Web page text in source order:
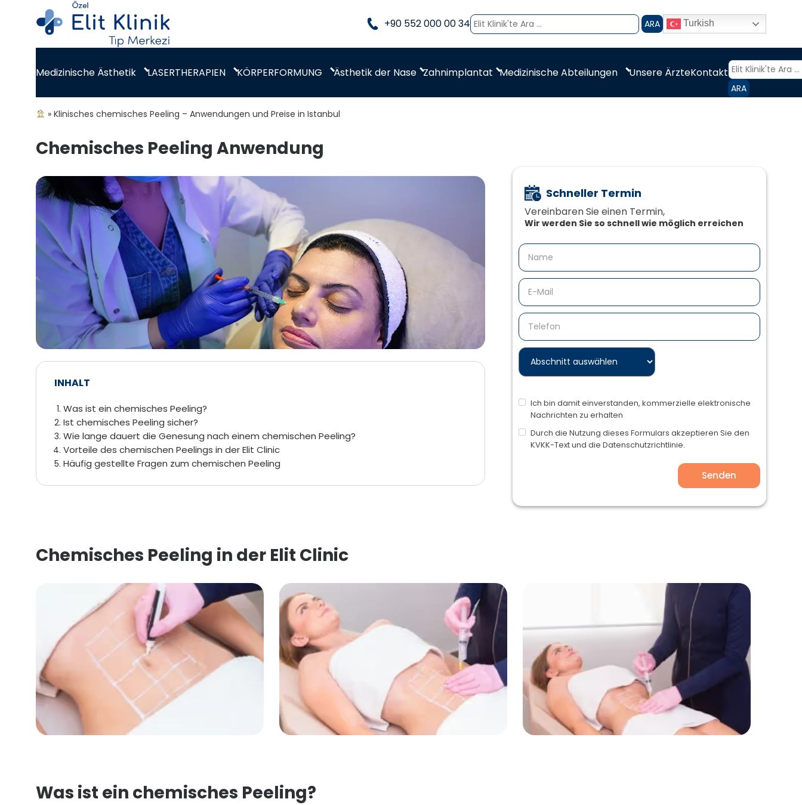
+90 552 000 00 34 ARA Turkish
Medizinische Ästhetik LASERTHERAPIEN KÖRPERFORMUNG Ästhetik der Nase Zahnimplantat Medizinische Abteilungen Unsere ÄrzteKontakt
ARA
» Klinisches chemisches Peeling – Anwendungen und Preise in Istanbul
Chemisches Peeling Anwendung
INHALT
Was ist ein chemisches Peeling?
Ist chemisches Peeling sicher?
Wie lange dauert die Genesung nach einem chemischen Peeling?
Vorteile des chemischen Peelings in der Elit Clinic
Häufig gestellte Fragen zum chemischen Peeling
Schneller Termin
Vereinbaren Sie einen Termin,‍
Wir werden Sie so schnell wie möglich erreichen
Ich bin damit einverstanden, kommerzielle elektronische
Nachrichten zu erhalten
Durch die Nutzung dieses Formulars akzeptieren Sie den
KVKK-Text und die Datenschutzrichtlinie.
Chemisches Peeling in der Elit Clinic
Was ist ein chemisches Peeling?